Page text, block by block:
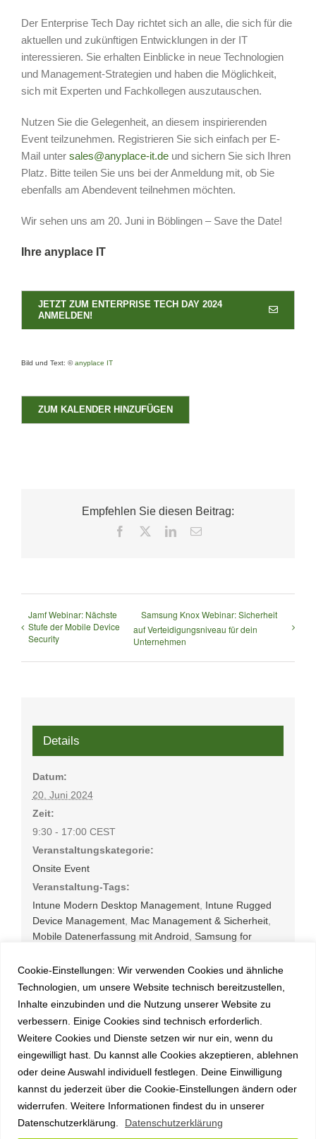
Cookie-Einstellungen: Wir verwenden Cookies und ähnliche
Technologien, um unsere Website technisch bereitzustellen,
Inhalte einzubinden und die Nutzung unserer Website zu
verbessern. Einige Cookies sind technisch erforderlich.
Weitere Cookies und Dienste setzen wir nur ein, wenn du
eingewilligt hast. Du kannst alle Cookies akzeptieren, ablehnen
oder deine Auswahl individuell festlegen. Deine Einwilligung
kannst du jederzeit über die Cookie-Einstellungen ändern oder
widerrufen. Weitere Informationen findest du in unserer
Datenschutzerklärung.
Datenschutzerklärung
Der Enterprise Tech Day richtet sich an alle, die sich für die
aktuellen und zukünftigen Entwicklungen in der IT
interessieren. Sie erhalten Einblicke in neue Technologien
und Management-Strategien und haben die Möglichkeit,
sich mit Experten und Fachkollegen auszutauschen.
Nutzen Sie die Gelegenheit, an diesem inspirierenden
Event teilzunehmen. Registrieren Sie sich einfach per E-
Mail unter sales@anyplace-it.deund sichern Sie sich Ihren
Platz. Bitte teilen Sie uns bei der Anmeldung mit, ob Sie
ebenfalls am Abendevent teilnehmen möchten.
Wir sehen uns am 20. Juni in Böblingen – Save the Date!
Ihre anyplace IT
JETZT ZUM ENTERPRISE TECH DAY 2024
ANMELDEN!
Bild und Text: ©anyplace IT
ZUM KALENDER HINZUFÜGEN
Empfehlen Sie diesen Beitrag:
Facebook LinkedIn
E-
Jamf Webinar: Nächste
Stufe der Mobile Device
Security
Samsung Knox Webinar: Sicherheit
auf Verteidigungsniveau für dein
Unternehmen
Details
Datum:
20. Juni 2024
Zeit:
9:30 - 17:00 CEST
Veranstaltungskategorie:
Onsite Event
Veranstaltung-Tags:
Intune Modern Desktop Management, Intune Rugged
Device Management, Mac Management & Sicherheit,
Mobile Datenerfassung mit Android Samsung for
Veranstaltungsort
Motorworld Region Stuttgart
Graf-Zeppelin-Platz 1